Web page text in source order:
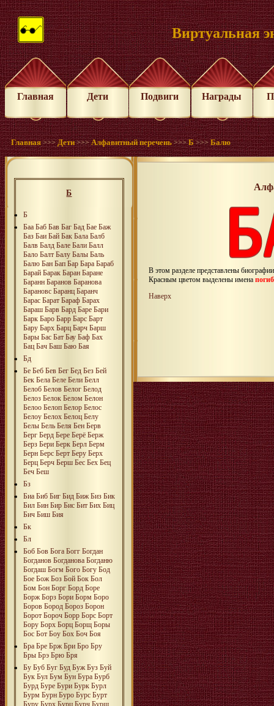
Виртуальная
Главная Дети Подвиги Награды
Главная >>>Дети >>>Алфавитный перечень >>>Б >>>Балю
Б
Б
Баа Баб Бав Баг Бад Бае Баж
Баз Баи Бай Бак Бала Балб
Балв Балд Бале Бали Балл
Бало Балт Балу Балы Баль
Балю Бан Бап Бар Бара Бараб
Барай Барак Баран Баране
Баранн Баранов Баранова
Барановс Баранц Баранч
Барас Барат Бараф Барах
Бараш Барв Бард Баре Бари
Барк Баро Барр Барс Барт
Бару Барх Барц Барч Барш
Бары Бас Бат Бау Баф Бах
Бац Бач Баш Баю Бая
Бд
Бе Беб Бев Бег Бед Без Бей
Бек Бела Беле Бели Белл
Белоб Белов Белог Белод
Белоз Белок Белом Белон
Белоо Белоп Белор Белос
Белоу Белох Белоц Белу
Белы Бель Беля Бен Берв
Берг Берд Бере Берё Берж
Берз Бери Берк Берл Берм
Берн Берс Берт Беру Берх
Берц Берч Берш Бес Бех Бец
Беч Беш
Бз
Биа Биб Биг Бид Биж Биз Бик
Бил Бин Бир Бис Бит Бих Биц
Бич Биш Бия
Бк
Бл
Боб Бов Бога Богг Богдан
Богданов Богданова Богданю
Богдаш Богм Бого Богу Бод
Бое Бож Боз Бой Бок Бол
Бом Бон Борг Борд Боре
Борж Борз Бори Борм Боро
Боров Бород Бороз Борон
Борот Бороч Борр Борс Борт
Бору Борх Борц Борщ Боры
Бос Бот Боу Бох Боч Боя
Бра Бре Брж Бри Бро Бру
Бры Брэ Брю Бря
Бу Буб Буг Буд Буж Буз Буй
Бук Бул Бум Бун Бура Бурб
Бурд Буре Бури Бурк Бурл
Бурм Бурн Буро Бурс Бурт
Буру Бурх Бурц Бурч Бурш
В этом разделе представлены
Красным цветом выделены имена
Наверх